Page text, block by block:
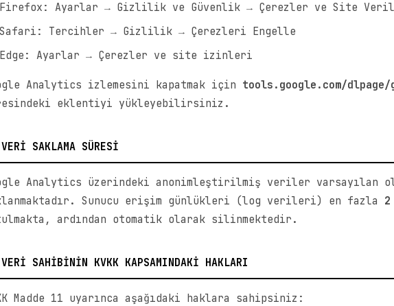
Firefox: Ayarlar → Gizlilik ve Güvenlik → Çerezler ve Site
Safari: Tercihler → Gizlilik → Çerezleri Engelle
Edge: Ayarlar → Çerezler ve site izinleri
Analytics izlemesini kapatmak için tools.google.com/dlpage/
eklentiyi yükleyebilirsiniz.
SAKLAMA SÜRESİ
Analytics üzerindeki anonimleştirilmiş veriler varsayılan
Sunucu erişim günlükleri (log verileri) en fazla
ardından otomatik olarak silinmektedir.
SAHİBİNİN KVKK KAPSAMINDAKİ HAKLARI
Madde 11 uyarınca aşağıdaki haklara sahipsiniz: